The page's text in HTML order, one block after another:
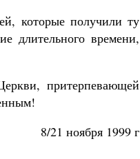
которые получили ту
длительного времени,
притерпевающей
8/21 ноября 1999 г